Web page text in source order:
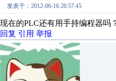
发表于：2012-06-16 20:57:45
现在的PLC还有用手持编程器吗
回复 引用 举报